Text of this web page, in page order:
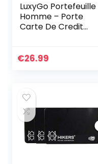
LuxyGo Portefeuille
Homme – Porte
Carte De Credit
Bleue Pièce
Contre Le piratage
Bancaire
€26.99